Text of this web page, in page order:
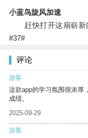
小蓝鸟旋风加速
赶快打开这扇崭新
#37#
评论
游客
这款app的学习氛围很浓厚
成绩。
2025-09-29
游客